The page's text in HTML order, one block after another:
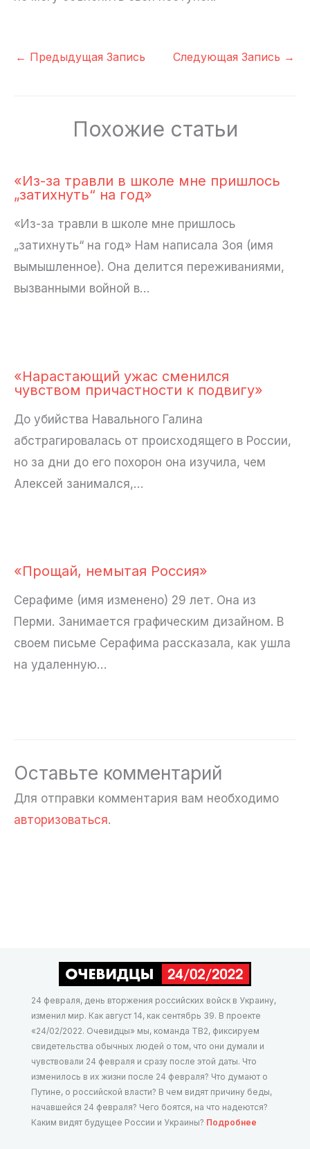
← Предыдущая Запись Следующая Запись →
Похожие статьи
«Из-за травли в школе мне пришлось
„затихнуть“ на год»
«Из-за травли в школе мне пришлось
„затихнуть“ на год» Нам написала Зоя (имя
вымышленное). Она делится переживаниями,
вызванными войной в…
«Нарастающий ужас сменился
чувством причастности к подвигу»
До убийства Навального Галина
абстрагировалась от происходящего в России,
но за дни до его похорон она изучила, чем
Алексей занимался,…
«Прощай, немытая Россия»
Серафиме (имя изменено) 29 лет. Она из
Перми. Занимается графическим дизайном. В
своем письме Серафима рассказала, как ушла
на удаленную…
Оставьте комментарий
Для отправки комментария вам необходимо
авторизоваться.
24 февраля, день вторжения российских войск в Украину,
изменил мир. Как август 14, как сентябрь 39. В проекте
«24/02/2022. Очевидцы» мы, команда ТВ2, фиксируем
свидетельства обычных людей о том, что они думали и
чувствовали 24 февраля и сразу после этой даты. Что
изменилось в их жизни после 24 февраля? Что думают о
Путине, о российской власти? В чем видят причину беды,
начавшейся 24 февраля? Чего боятся, на что надеются?
Каким видят будущее России и Украины? Подробнее